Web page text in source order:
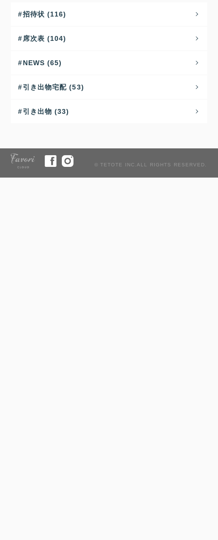
招待状 (116)
席次表 (104)
NEWS (65)
引き出物宅配 (53)
引き出物 (33)
© TETOTE INC.ALL RIGHTS RESERVED.